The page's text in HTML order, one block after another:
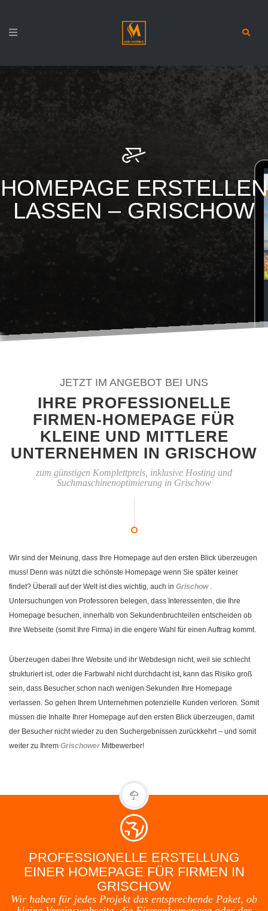
HOMEPAGE ERSTELLEN
LASSEN – GRISCHOW
JETZT IM ANGEBOT BEI UNS
IHRE PROFESSIONELLE
FIRMEN-HOMEPAGE FÜR
KLEINE UND MITTLERE
UNTERNEHMEN IN GRISCHOW
zum günstigen Komplettpreis, inklusive Hosting und
Suchmaschinenoptimierung in Grischow
Wir sind der Meinung, dass Ihre Homepage auf den ersten Blick überzeugen
muss! Denn was nützt die schönste Homepage wenn Sie später keiner
findet? Überall auf der Welt ist dies wichtig, auch in Grischow .
Untersuchungen von Professoren belegen, dass Interessenten, die Ihre
Homepage besuchen, innerhalb von Sekundenbruchteilen entscheiden ob
Ihre Webseite (somit Ihre Firma) in die engere Wahl für einen Auftrag kommt.
Überzeugen dabei Ihre Website und ihr Webdesign nicht, weil sie schlecht
strukturiert ist, oder die Farbwahl nicht durchdacht ist, kann das Risiko groß
sein, dass Besucher schon nach wenigen Sekunden Ihre Homepage
verlassen. So gehen Ihrem Unternehmen potenzielle Kunden verloren. Somit
müssen die Inhalte Ihrer Homepage auf den ersten Blick überzeugen, damit
der Besucher nicht wieder zu den Suchergebnissen zurückkehrt – und somit
weiter zu Ihrem Grischower Mitbewerber!
PROFESSIONELLE ERSTELLUNG
EINER HOMEPAGE FÜR FIRMEN IN
GRISCHOW
Wir haben für jedes Projekt das entsprechende Paket, ob